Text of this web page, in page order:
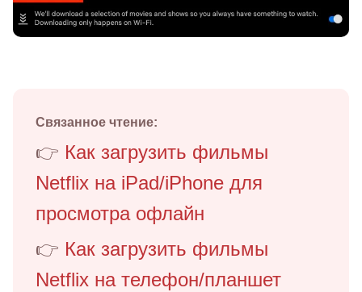
Связанное чтение:
👉 Как загрузить фильмы
Netflix на iPad/iPhone для
просмотра офлайн
👉 Как загрузить фильмы
Netflix на телефон/планшет